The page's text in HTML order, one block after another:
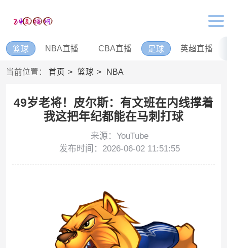
篮球 NBA直播 CBA直播 足球 英超直播
当前位置： 首页 篮球 NBA
49岁老将！皮尔斯：有文班在内线撑着
我这把年纪都能在马刺打球
来源：YouTube
发布时间：2026-06-02 11:51:55